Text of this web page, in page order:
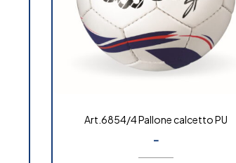
Art.6854/4 Pallone calcetto PU
-